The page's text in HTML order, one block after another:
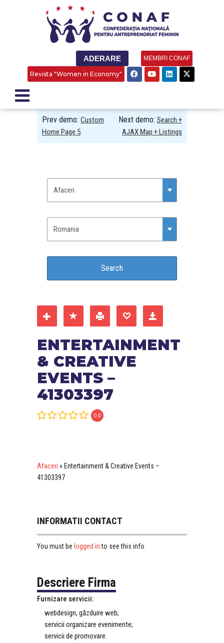
ADERARE MEMBRI CONAF
Revista "Women in Economy"
Prev demo: Custom
Home Page 5
Next demo: Search +
AJAX Map + Listings
ENTERTAINMENT
& CREATIVE
EVENTS –
41303397
0.0
Afaceri » Entertainment & Creative Events –
41303397
INFORMATII CONTACT
You must be logged into see this info
Descriere Firma
Furnizare servicii:
webdesign, găzduire web;
servicii organizare evenimente;
servicii de promovare.